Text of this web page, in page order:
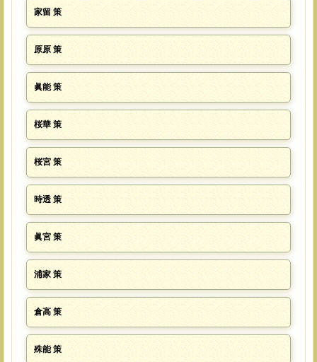
家留 策
原原 策
眞能 策
桜華 策
桜宮 策
時透 策
眞宮 策
浦家 策
倉高 策
殊能 策